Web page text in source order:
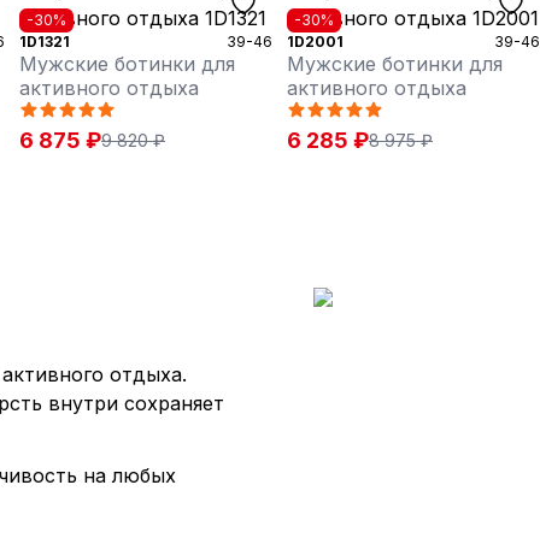
-30%
1D1321
39-46
Мужские ботинки для
активного отдыха
6 875 ₽9 820 ₽
-30%
1D2001
39-46
Мужские ботинки для
активного отдыха
6 285 ₽8 975 ₽
отдыха.
внутри сохраняет
на любых